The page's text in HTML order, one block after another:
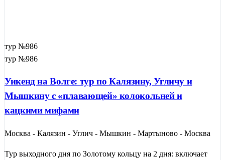
тур №986
тур №986
Уикенд на Волге: тур по Калязину, Угличу и
Мышкину с «плавающей» колокольней и
кацкими мифами
Москва - Калязин - Углич - Мышкин - Мартыново - Москва
Тур выходного дня по Золотому кольцу на 2 дня: включает